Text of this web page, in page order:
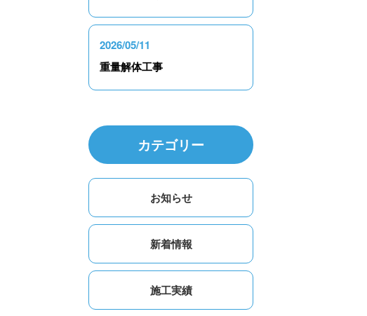
2026/05/11
重量解体工事
カテゴリー
お知らせ
新着情報
施工実績